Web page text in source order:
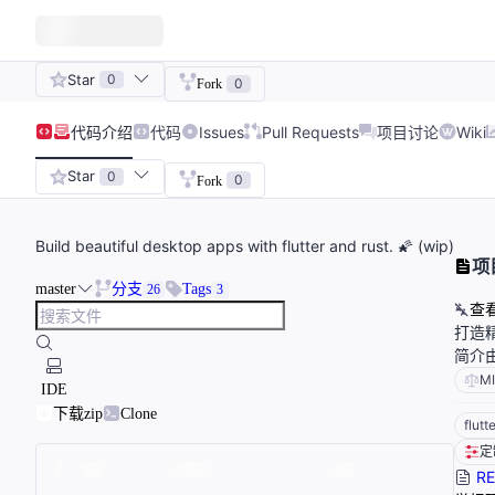
Star 0 Fork 0
代码介绍 代码 Issues Pull Requests 项目讨论 Wiki
Star 0 Fork 0
Build beautiful desktop apps with flutter and rust. 🌠 (wip)
master 分支 26 Tags 3
IDE
下载zip
Clone
项
查
打造
简介